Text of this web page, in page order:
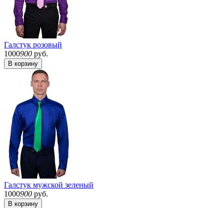
Галстук розовый
1000900 руб.
В корзину
Галстук мужской зеленый
1000900 руб.
В корзину